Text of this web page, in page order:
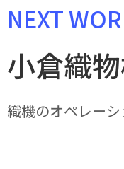
NEXT
小倉織
織機のオペレー